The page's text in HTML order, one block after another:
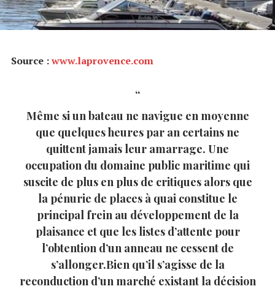
Source :www.laprovence.com
Même si un bateau ne navigue en moyenne
que quelques heures par an certains ne
quittent jamais leur amarrage. Une
occupation du domaine public maritime qui
suscite de plus en plus de critiques alors que
la pénurie de places à quai constitue le
principal frein au développement de la
plaisance et que les listes d’attente pour
l’obtention d’un anneau ne cessent de
s’allonger.Bien qu’il s’agisse de la
reconduction d’un marché existant la décision